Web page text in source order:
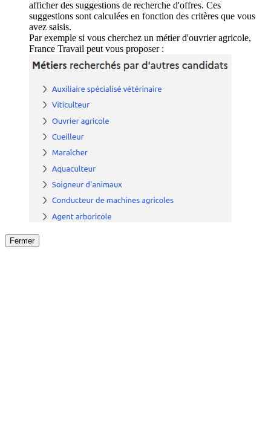
afficher des suggestions de recherche d'offres. Ces
suggestions sont calculées en fonction des critères que vous
avez saisis.
Par exemple si vous cherchez un métier d'ouvrier agricole,
France Travail peut vous proposer :
Fermer